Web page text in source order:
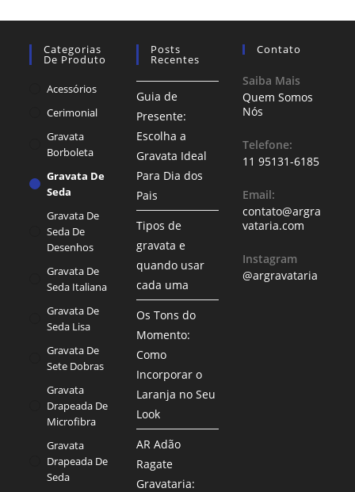
Categorias
De Produto
Acessórios
Cerimonial
Gravata
Borboleta
Gravata De
Seda
Gravata De
Seda De
Desenhos
Gravata De
Seda Italiana
Gravata De
Seda Lisa
Gravata De
Sete Dobras
Gravata
Drapeada De
Microfibra
Gravata
Drapeada De
Seda
Posts
Recentes
Guia de
Presente:
Escolha a
Gravata Ideal
Para Dia dos
Pais
Tipos de
gravata e
quando usar
cada uma
Os Tons do
Momento:
Como
Incorporar o
Laranja no Seu
Look
AR Adão
Ragate
Gravataria:
Contato
Saiba Mais
Quem Somos
Nós
Telefone:
11 95131-6185
Email:
contato@argra
vataria.com
Instagram
@argravataria